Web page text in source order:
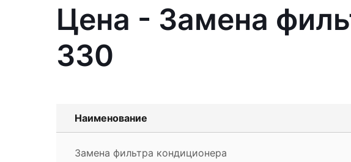
Цена - Замена
330
Наименование
Замена фильтра кондиционера